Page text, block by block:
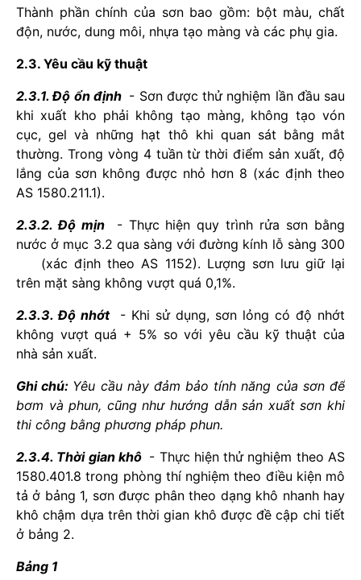
Thành phần chính của sơn bao gồm: bột màu, chất
độn, nước, dung môi, nhựa tạo màng và các phụ gia.
2.3. Yêu cầu kỹ thuật
2.3.1. Độ ổn định - Sơn được thử nghiệm lần đầu sau
khi xuất kho phải không tạo màng, không tạo vón
cục, gel và những hạt thô khi quan sát bằng mắt
thường. Trong vòng 4 tuần từ thời điểm sản xuất, độ
lắng của sơn không được nhỏ hơn 8 (xác định theo
AS 1580.211.1).
2.3.2. Độ mịn
- Thực hiện quy trình rửa sơn bằng
nước ở mục 3.2 qua sàng với đường kính lỗ sàng 300
(xác định theo AS 1152). Lượng sơn lưu giữ lại
trên mặt sàng không vượt quá 0,1%.
2.3.3. Độ nhớt
- Khi sử dụng, sơn lỏng có độ nhớt
không vượt quá + 5% so với yêu cầu kỹ thuật của
nhà sản xuất.
Ghi chú: Yêu cầu này đảm bảo tính năng của sơn để
bơm và phun, cũng như hướng dẫn sản xuất sơn khi
thi công bằng phương pháp phun.
2.3.4. Thời gian khô - Thực hiện thử nghiệm theo AS
1580.401.8 trong phòng thí nghiệm theo điều kiện mô
tả ở bảng 1, sơn được phân theo dạng khô nhanh hay
khô chậm dựa trên thời gian khô được đề cập chi tiết
ở bảng 2.
Bảng 1